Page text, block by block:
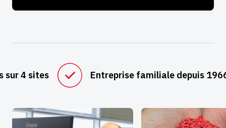
1966 Propres installations de